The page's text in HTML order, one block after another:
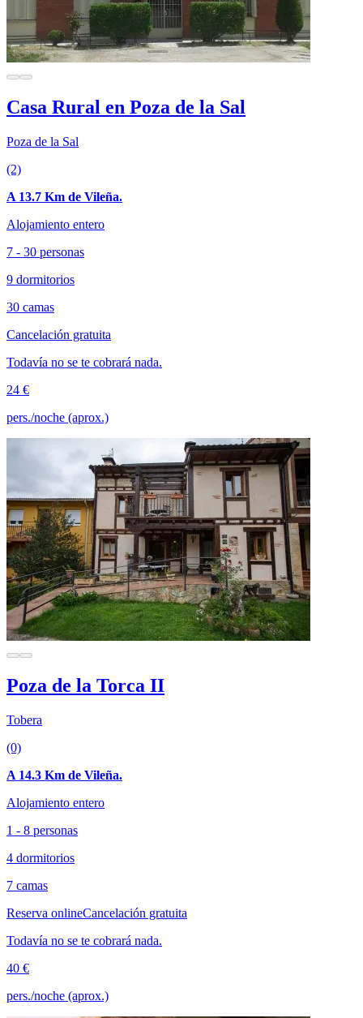
Casa Rural en Poza de la Sal
Poza de la Sal
(2)
A 13.7 Km de Vileña.
Alojamiento entero
7 - 30 personas
9 dormitorios
30 camas
Cancelación gratuita
Todavía no se te cobrará nada.
24 €
pers./noche (aprox.)
Poza de la Torca II
Tobera
(0)
A 14.3 Km de Vileña.
Alojamiento entero
1 - 8 personas
4 dormitorios
7 camas
Reserva onlineCancelación gratuita
Todavía no se te cobrará nada.
40 €
pers./noche (aprox.)